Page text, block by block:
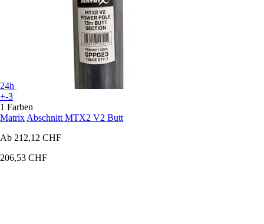
24h
+-3
1 Farben
Matrix Abschnitt MTX2 V2 Butt
Ab 212,12 CHF
206,53 CHF